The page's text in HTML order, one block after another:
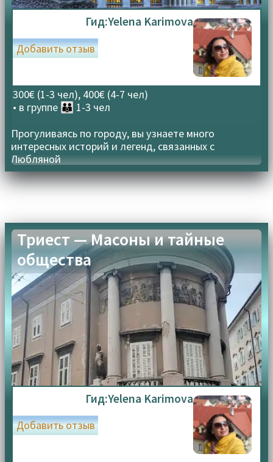
Гид:Yelena Karimova
300€ (1-3 чел), 400€ (4-7 чел)
• в группе 👪 1-3 чел
Добавить отзыв
Прогуливаясь по городу, вы узнаете много
интересных историй и легенд, связанных с
Любляной
Триест — Масоны и тайные
общества
Гид:Yelena Karimova
Добавить отзыв